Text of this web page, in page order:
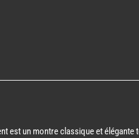
est un montre classique et